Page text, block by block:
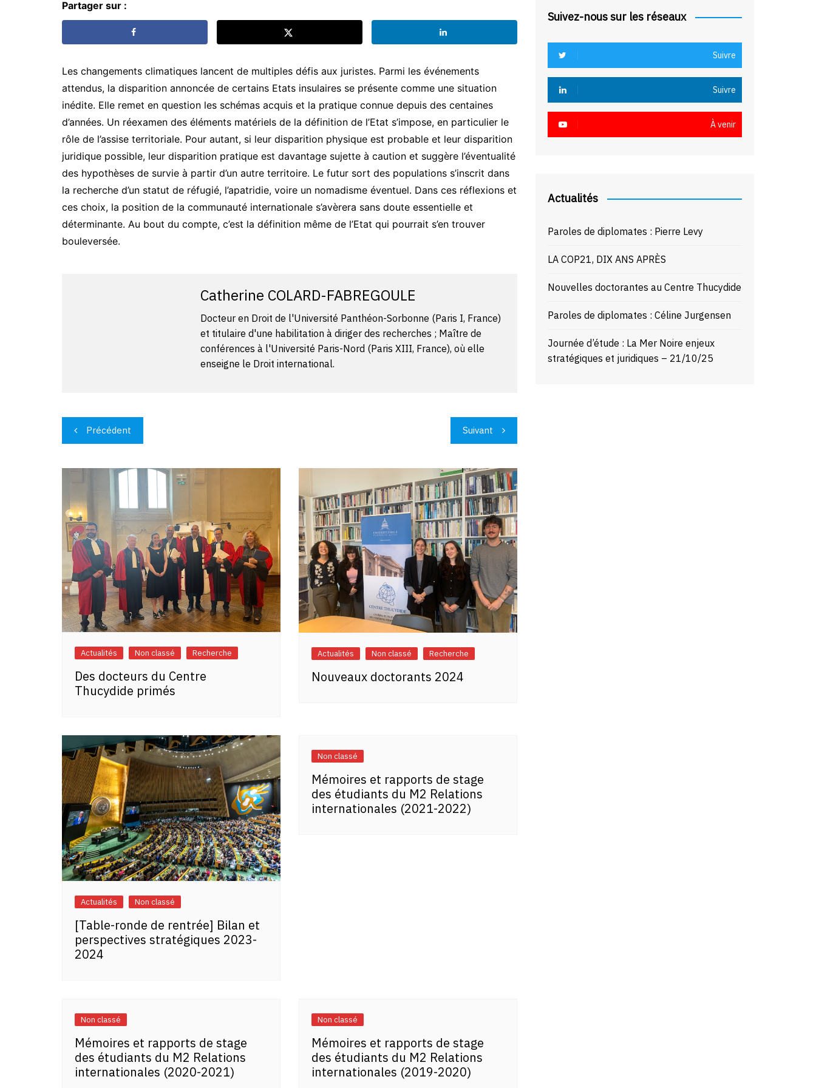
Partager sur :
Les changements climatiques lancent de multiples défis aux juristes. Parmi les événements
attendus, la disparition annoncée de certains Etats insulaires se présente comme une situation
inédite. Elle remet en question les schémas acquis et la pratique connue depuis des centaines
d’années. Un réexamen des éléments matériels de la définition de l’Etat s’impose, en particulier le
rôle de l’assise territoriale. Pour autant, si leur disparition physique est probable et leur disparition
juridique possible, leur disparition pratique est davantage sujette à caution et suggère l’éventualité
des hypothèses de survie à partir d’un autre territoire. Le futur sort des populations s’inscrit dans
la recherche d’un statut de réfugié, l’apatridie, voire un nomadisme éventuel. Dans ces réflexions et
ces choix, la position de la communauté internationale s’avèrera sans doute essentielle et
déterminante. Au bout du compte, c’est la définition même de l’Etat qui pourrait s’en trouver
bouleversée.
Catherine COLARD-FABREGOULE
Docteur en Droit de l'Université Panthéon-Sorbonne (Paris I, France)
et titulaire d'une habilitation à diriger des recherches ; Maître de
conférences à l'Université Paris-Nord (Paris XIII, France), où elle
enseigne le Droit international.
Navigation
de
l’article
Précédent Suivant
Actualités Non classé Recherche
Des docteurs du Centre
Thucydide primés
Actualités Non classé Recherche
Nouveaux doctorants 2024
Actualités Non classé
[Table-ronde de rentrée] Bilan et
perspectives stratégiques 2023-
2024
Non classé
Mémoires et rapports de stage
des étudiants du M2 Relations
internationales (2021-2022)
Non classé
Mémoires et rapports de stage
des étudiants du M2 Relations
internationales (2020-2021)
Non classé
Mémoires et rapports de stage
des étudiants du M2 Relations
internationales (2019-2020)
Suivez-nous sur les réseaux
Suivre
Suivre
À venir
Actualités
Paroles de diplomates : Pierre Levy
LA COP21, DIX ANS APRÈS
Nouvelles doctorantes au Centre Thucydide
Paroles de diplomates : Céline Jurgensen
Journée d’étude : La Mer Noire enjeux
stratégiques et juridiques – 21/10/25